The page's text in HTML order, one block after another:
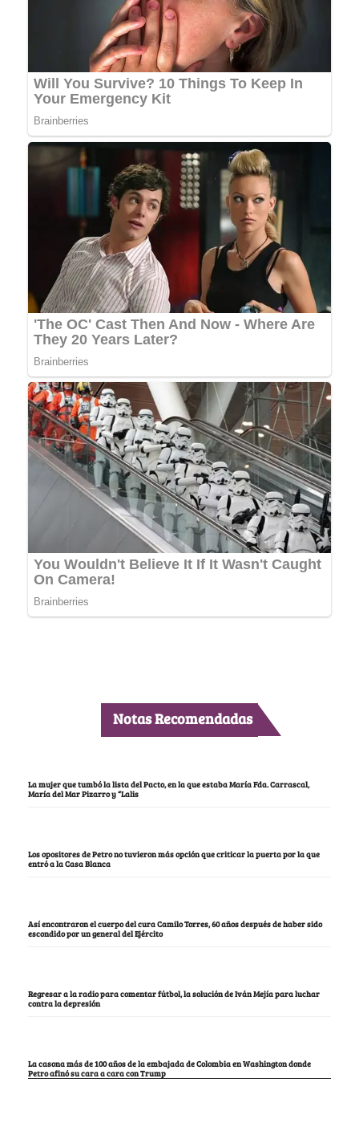
Notas Recomendadas
La mujer que tumbó la lista del Pacto, en la que estaba María Fda. Carrascal,
María del Mar Pizarro y “Lalis
Los opositores de Petro no tuvieron más opción que criticar la puerta por la que
entró a la Casa Blanca
Así encontraron el cuerpo del cura Camilo Torres, 60 años después de haber sido
escondido por un general del Ejército
Regresar a la radio para comentar fútbol, la solución de Iván Mejía para luchar
contra la depresión
La casona más de 100 años de la embajada de Colombia en Washington donde
Petro afinó su cara a cara con Trump